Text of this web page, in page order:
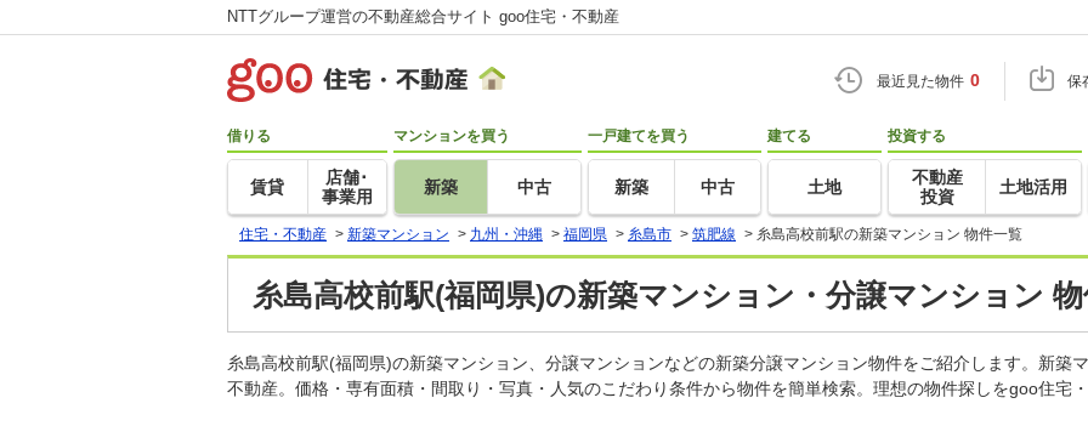
NTTグループ運営の不動産総合サイト goo住宅・不動産
最近見た物件 0 保
借りる
賃貸
店舗･
事業用
マンションを買う
新築 中古
一戸建てを買う
新築 中古
建てる
土地
投資する
不動産
投資
土地活用
住宅・不動産 > 新築マンション > 九州・沖縄 > 福岡県 > 糸島市 > 筑肥線 > 糸島高校前駅の新築マンション 物件一覧
糸島高校前駅(福岡県)の新築マンション・分譲マンション
糸島高校前駅(福岡県)の新築マンション、分譲マンションなどの新築分譲マンション物件をご紹介します。新築
不動産。価格・専有面積・間取り・写真・人気のこだわり条件から物件を簡単検索。理想の物件探しをgoo住宅